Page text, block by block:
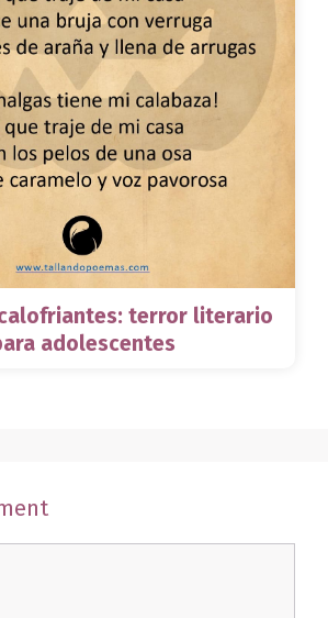
terror literario
adolescentes